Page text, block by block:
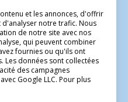
et les annonces, d'offrir
notre trafic. Nous
de notre site avec nos
qui peuvent combiner
fournies ou qu'ils ont
Les données sont collectées
des campagnes
Google LLC. Pour plus